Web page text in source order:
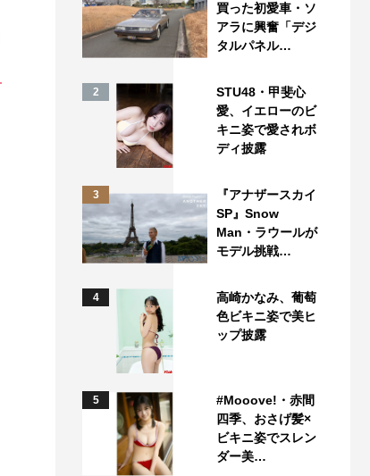
買った初愛車・ソ
アラに興奮「デジ
タルパネル…
2
STU48・甲斐心
愛、イエローのビ
キニ姿で愛されボ
ディ披露
3
『アナザースカイ
SP』Snow
Man・ラウールが
モデル挑戦…
4
高崎かなみ、葡萄
色ビキニ姿で美ヒ
ップ披露
5
#Mooove!・赤間
四季、おさげ髪×
ビキニ姿でスレン
ダー美…